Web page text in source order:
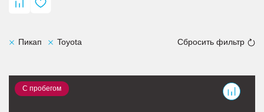
Пикап Toyota Сбросить фильтр
С пробегом
Hilux